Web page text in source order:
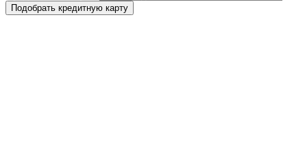
Подобрать кредитную карту